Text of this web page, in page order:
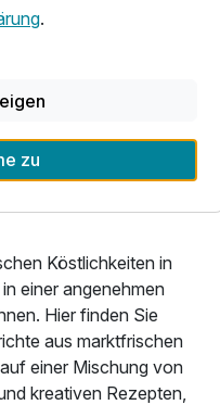
Der Besuch des
Am Abreisetag
bis spätestens
Köstlichkeiten in
einer angenehmen
Hier finden Sie
aus marktfrischen
einer Mischung von
kreativen Rezepten,
.
zu